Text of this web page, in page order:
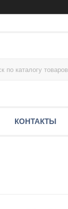
КОНТАКТЫ